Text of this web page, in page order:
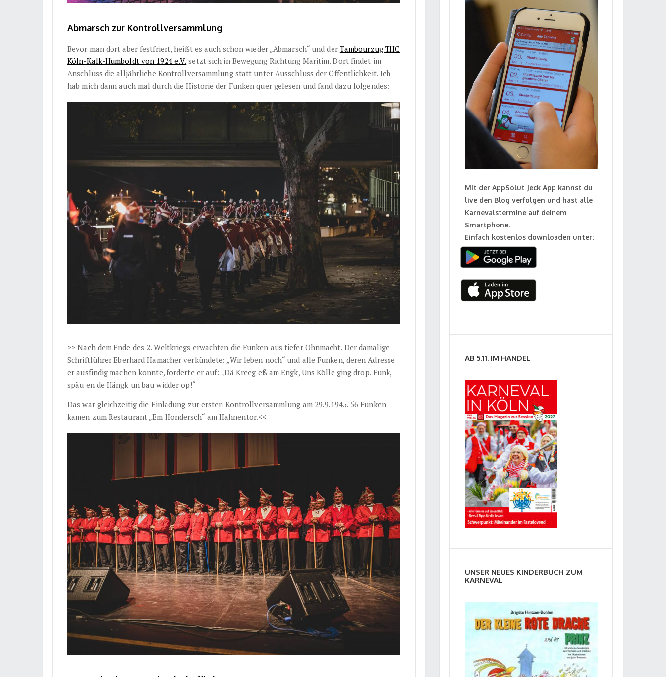
Abmarsch zur Kontrollversammlung
Bevor man dort aber festfriert, heißt es auch schon wieder „Abmarsch“ und der Tambourzug THC
Köln-Kalk-Humboldt von 1924 e.V. setzt sich in Bewegung Richtung Maritim. Dort findet im
Anschluss die alljährliche Kontrollversammlung statt unter Ausschluss der Öffentlichkeit. Ich
hab mich dann auch mal durch die Historie der Funken quer gelesen und fand dazu folgendes:
>> Nach dem Ende des 2. Weltkriegs erwachten die Funken aus tiefer Ohnmacht. Der damalige
Schriftführer Eberhard Hamacher verkündete: „Wir leben noch“ und alle Funken, deren Adresse
er ausfindig machen konnte, forderte er auf: „Dä Kreeg eß am Engk, Uns Kölle ging drop. Funk,
späu en de Hängk un bau widder op!“
Das war gleichzeitig die Einladung zur ersten Kontrollversammlung am 29.9.1945. 56 Funken
kamen zum Restaurant „Em Hondersch“ am Hahnentor.<<
Mit der AppSolut Jeck App kannst du
live den Blog verfolgen und hast alle
Karnevalstermine auf deinem
Smartphone.
Einfach kostenlos downloaden unter:
AB 5.11. IM HANDEL
UNSER NEUES KINDERBUCH ZUM
KARNEVAL